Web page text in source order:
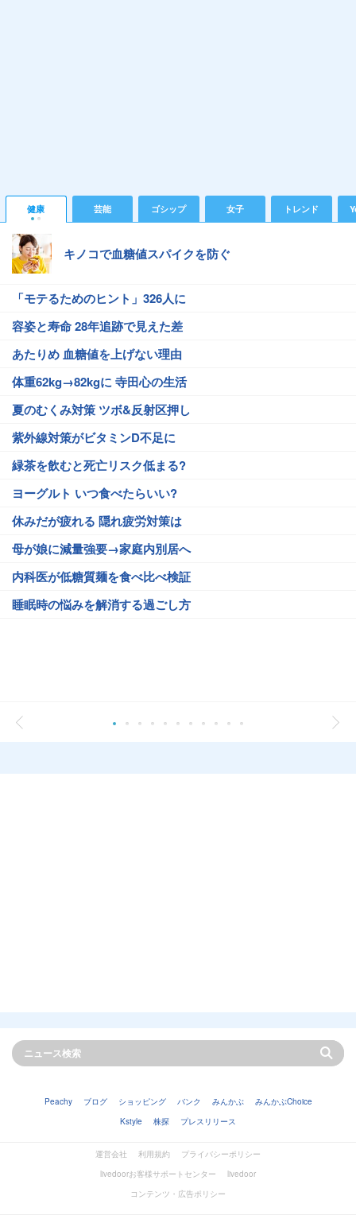
健康 芸能 ゴシップ 女子 トレンド
キノコで血糖値スパイクを防ぐ
「モテるためのヒント」326人に
容姿と寿命 28年追跡で見えた差
あたりめ 血糖値を上げない理由
体重62kg→82kgに 寺田心の生活
夏のむくみ対策 ツボ&反射区押し
紫外線対策がビタミンD不足に
緑茶を飲むと死亡リスク低まる?
ヨーグルト いつ食べたらいい?
休みだが疲れる 隠れ疲労対策は
母が娘に減量強要→家庭内別居へ
内科医が低糖質麺を食べ比べ検証
睡眠時の悩みを解消する過ごし方
Peachy ブログ ショッピング バンク みんかぶ
みんかぶChoice
Kstyle
株探 プレスリリース
運営会社 利用規約
プライバシーポリシー
livedoorお客様サポートセンター
livedoor
コンテンツ・広告ポリシー